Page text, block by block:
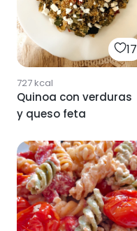
17
727kcal
Quinoa con verduras
y queso feta